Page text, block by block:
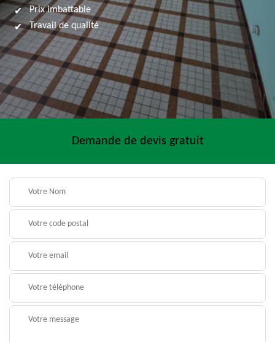
Prix imbattable
Travail de qualité
Demande de devis gratuit